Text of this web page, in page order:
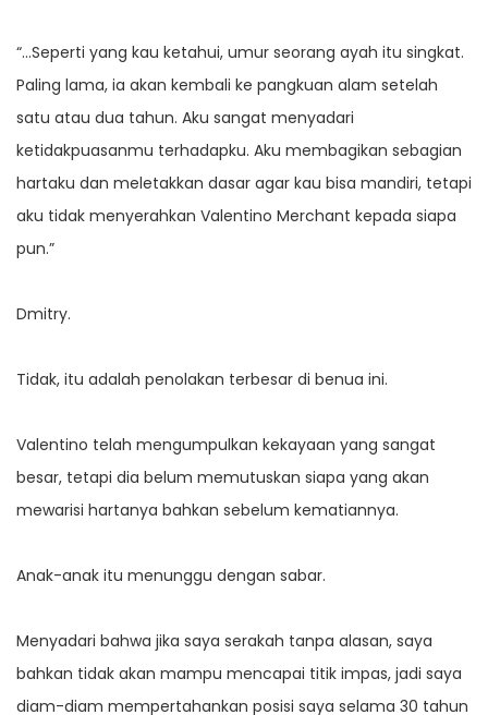
“…Seperti yang kau ketahui, umur seorang ayah itu singkat.
Paling lama, ia akan kembali ke pangkuan alam setelah
satu atau dua tahun. Aku sangat menyadari
ketidakpuasanmu terhadapku. Aku membagikan sebagian
hartaku dan meletakkan dasar agar kau bisa mandiri, tetapi
aku tidak menyerahkan Valentino Merchant kepada siapa
pun.”
Dmitry.
Tidak, itu adalah penolakan terbesar di benua ini.
Valentino telah mengumpulkan kekayaan yang sangat
besar, tetapi dia belum memutuskan siapa yang akan
mewarisi hartanya bahkan sebelum kematiannya.
Anak-anak itu menunggu dengan sabar.
Menyadari bahwa jika saya serakah tanpa alasan, saya
bahkan tidak akan mampu mencapai titik impas, jadi saya
diam-diam mempertahankan posisi saya selama 30 tahun